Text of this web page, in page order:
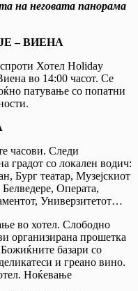
на неговата панорама
ВИЕНА
Хотел Holiday
во 14:00 часот. Се
патување со попатни
часови. Следи
градот со локален водич:
Бург театар, Музејскиот
Операта,
Универзитетот…
во хотел. Слободно
организирана прошетка
базари со
и греано вино.
Ноќевање